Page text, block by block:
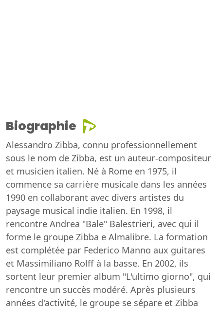
Biographie
Alessandro Zibba, connu professionnellement
sous le nom de Zibba, est un auteur-compositeur
et musicien italien. Né à Rome en 1975, il
commence sa carrière musicale dans les années
1990 en collaborant avec divers artistes du
paysage musical indie italien. En 1998, il
rencontre Andrea "Bale" Balestrieri, avec qui il
forme le groupe Zibba e Almalibre. La formation
est complétée par Federico Manno aux guitares
et Massimiliano Rolff à la basse. En 2002, ils
sortent leur premier album "L'ultimo giorno", qui
rencontre un succès modéré. Après plusieurs
années d'activité, le groupe se sépare et Zibba